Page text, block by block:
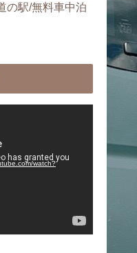
の駅/無料車中泊
watch?